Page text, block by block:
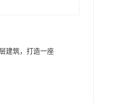
建筑，打造一座